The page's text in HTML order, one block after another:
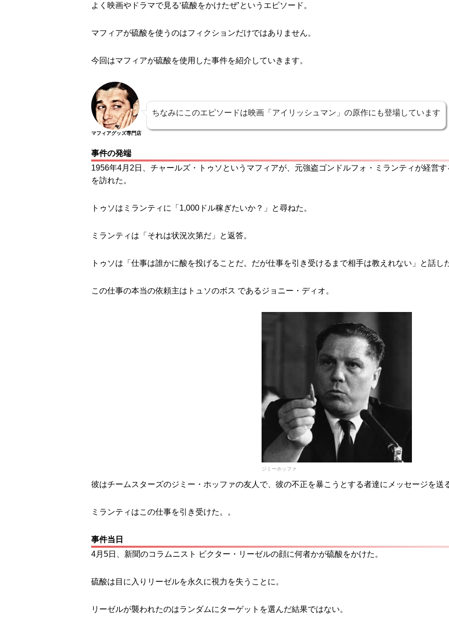
よく映画やドラマで見る‘硫酸をかけたぜ’というエピソード。
マフィアが硫酸を使うのはフィクションだけではありません。
今回はマフィアが硫酸を使用した事件を紹介していきます。
マフィアグッズ専門店
ちなみにこのエピソードは映画「アイリッシュマン」の原作にも登場しています
事件の発端
1956年4月2日、チャールズ・トゥソというマフィアが、元強盗ゴンドルフォ・ミランティが経営
を訪れた。
トゥソはミランティに「1,000ドル稼ぎたいか？」と尋ねた。
ミランティは「それは状況次第だ」と返答。
トゥソは「仕事は誰かに酸を投げることだ。だが仕事を引き受けるまで相手は教えれない」と話し
この仕事の本当の依頼主はトュソのボス であるジョニー・ディオ。
ジミーホッファ
彼はチームスターズのジミー・ホッファの友人で、彼の不正を暴こうとする者達にメッセージを送
ミランティはこの仕事を引き受けた。。
事件当日
4月5日、新聞のコラムニスト ビクター・リーゼルの顔に何者かが硫酸をかけた。
硫酸は目に入りリーゼルを永久に視力を失うことに。
リーゼルが襲われたのはランダムにターゲットを選んだ結果ではない。